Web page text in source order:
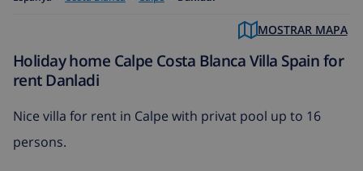
MOSTRAR MAPA
Holiday home Calpe Costa Blanca Villa Spain for
rent Danladi
Nice villa for rent in Calpe with privat pool up to 16
persons.